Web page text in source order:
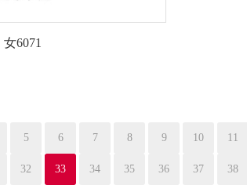
女6071
5 6 7 8 9 10 11
32 33 34 35 36 37 38